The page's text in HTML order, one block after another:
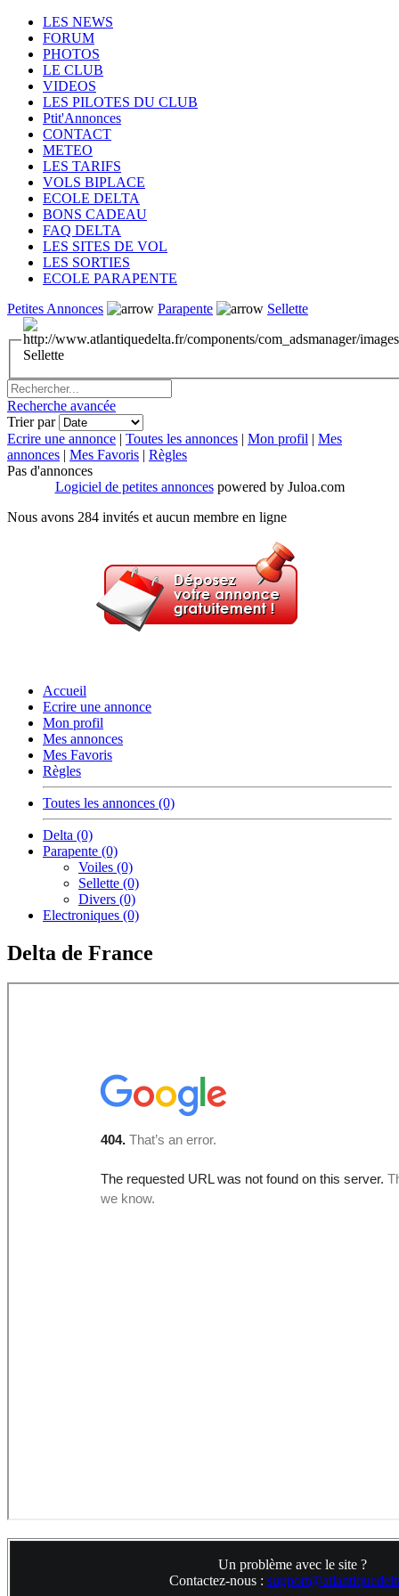
LES NEWS
FORUM
PHOTOS
LE CLUB
VIDEOS
LES PILOTES DU CLUB
Ptit'Annonces
CONTACT
METEO
LES TARIFS
VOLS BIPLACE
ECOLE DELTA
BONS CADEAU
FAQ DELTA
LES SITES DE VOL
LES SORTIES
ECOLE PARAPENTE
Petites Annonces
Parapente Sellette
Sellette
Recherche avancée
Trier par
Ecrire une annonce | Toutes les annonces | Mon profil | Mes
annonces | Mes Favoris | Règles
Pas d'annonces
Logiciel de petites annoncespowered by Juloa.com
Nous avons 284 invités et aucun membre en ligne
Accueil
Ecrire une annonce
Mon profil
Mes annonces
Mes Favoris
Règles
Toutes les annonces (0)
Delta (0)
Parapente (0)
Voiles (0)
Sellette (0)
Divers (0)
Electroniques (0)
Delta de France
Un problème avec le site ?
Contactez-nous :